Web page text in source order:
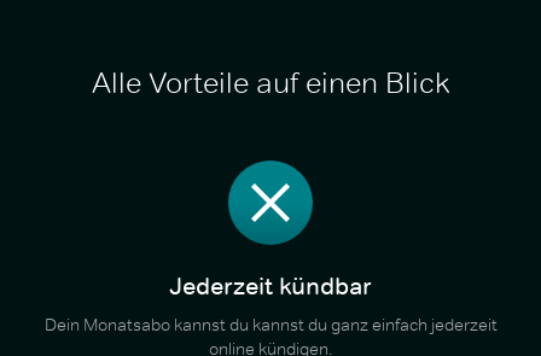
Alle Vorteile auf einen Blick
Jederzeit kündbar
Dein Monatsabo kannst du kannst du ganz einfach jederzeit
online kündigen.